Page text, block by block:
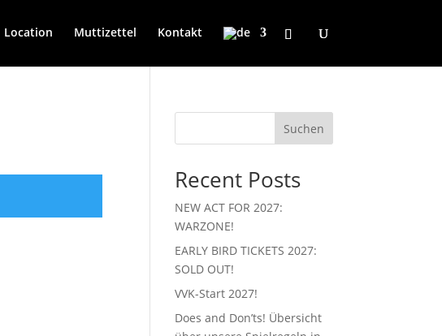
Location Muttizettel Kontakt
Suchen
Recent Posts
NEW ACT FOR 2027:
WARZONE!
EARLY BIRD TICKETS 2027:
SOLD OUT!
VVK-Start 2027!
Does and Don’ts! Übersicht